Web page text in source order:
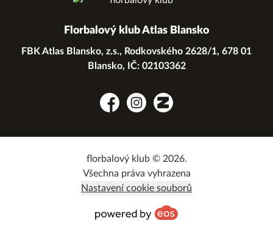
Florbalový klub Atlas Blansko
FBK Atlas Blansko, z.s., Rodkovského 2628/1, 678 01
Blansko, IČ: 02103362
FacebookInstagramZonerama
florbalový klub © 2026.
Všechna práva vyhrazena
Nastavení cookie souborů